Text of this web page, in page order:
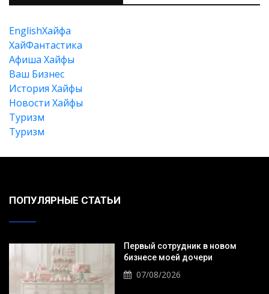
EnglishХайфа
XайФантастика
Афиша Хайфы
Ваш Бизнес
История Хайфы
Новости Хайфы
Туризм
Туризм
ПОПУЛЯРНЫЕ СТАТЬИ
Первый сотрудник в новом
бизнесе моей дочери
07/08/2026